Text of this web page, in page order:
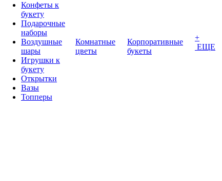
Конфеты к
букету
Подарочные
наборы
Воздушные
шары
Игрушки к
букету
Открытки
Вазы
Топперы
Комнатные
цветы
Корпоративные
букеты
+
ЕЩЕ